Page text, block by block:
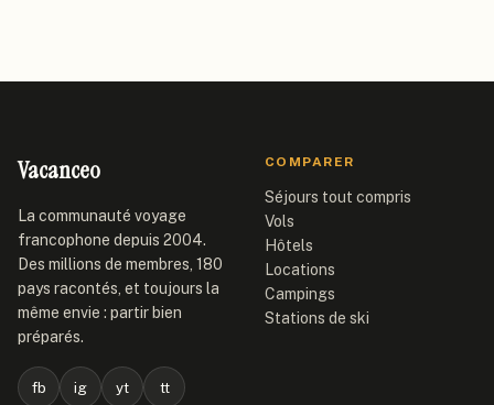
Vacanceo
La communauté voyage
francophone depuis 2004.
Des millions de membres, 180
pays racontés, et toujours la
même envie : partir bien
préparés.
fb ig yt tt
COMPARER
Séjours tout compris
Vols
Hôtels
Locations
Campings
Stations de ski